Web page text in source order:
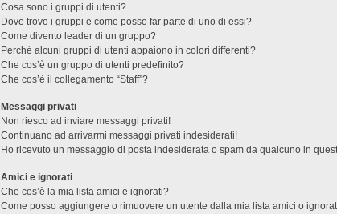
Cosa sono i gruppi di utenti?
Dove trovo i gruppi e come posso far parte di uno di essi?
Come divento leader di un gruppo?
Perché alcuni gruppi di utenti appaiono in colori differenti?
Che cos’è un gruppo di utenti predefinito?
Che cos’è il collegamento “Staff”?
Messaggi privati
Non riesco ad inviare messaggi privati!
Continuano ad arrivarmi messaggi privati indesiderati!
Ho ricevuto un messaggio di posta indesiderata o spam da qualcuno in
Amici e ignorati
Che cos’è la mia lista amici e ignorati?
Come posso aggiungere o rimuovere un utente dalla mia lista amici o